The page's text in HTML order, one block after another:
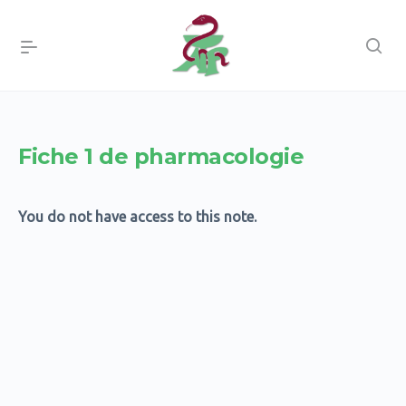
Fiche 1 de pharmacologie
You do not have access to this note.